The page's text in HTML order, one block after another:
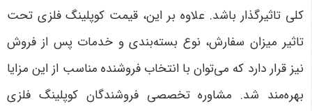
کلی تاثیرگذار باشد. علاوه بر این، قیمت کوپلینگ فلزی تحت
تاثیر میزان سفارش، نوع بسته‌بندی و خدمات پس از فروش
نیز قرار دارد که می‌توان با انتخاب فروشنده مناسب از این مزایا
بهره‌مند شد. مشاوره تخصصی فروشندگان کوپلینگ فلزی